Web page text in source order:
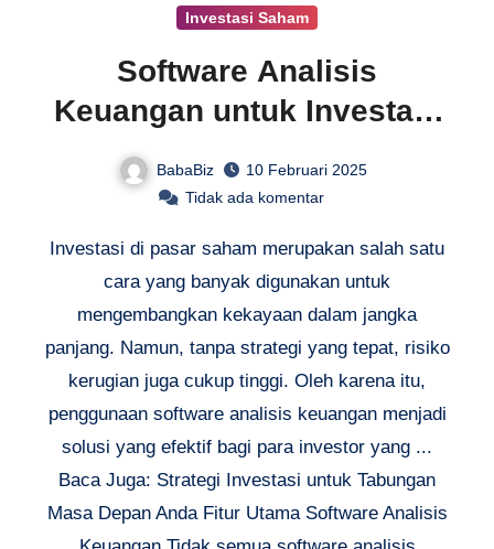
Investasi Saham
Software Analisis
Keuangan untuk Investasi
BabaBiz
10 Februari 2025
Tidak ada komentar
Investasi di pasar saham merupakan salah satu
cara yang banyak digunakan untuk
mengembangkan kekayaan dalam jangka
panjang. Namun, tanpa strategi yang tepat, risiko
kerugian juga cukup tinggi. Oleh karena itu,
penggunaan software analisis keuangan menjadi
solusi yang efektif bagi para investor yang ...
Baca Juga: Strategi Investasi untuk Tabungan
Masa Depan Anda Fitur Utama Software Analisis